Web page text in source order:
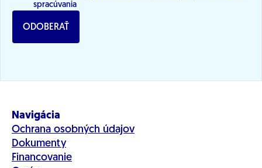
spracúvania
ODOBERAŤ
Navigácia
Ochrana osobných údajov
Dokumenty
Financovanie